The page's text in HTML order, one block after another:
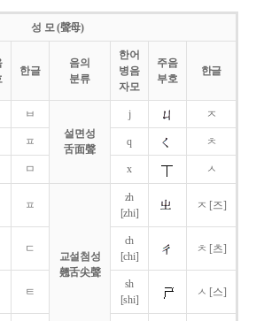
성 모 (聲母)
한글
음의
분류
한어
병음
자모
주음
부호
한글
ㅂ
설면성
舌面聲
j ㅈ
ㅍ q ㅊ
ㅁ x ㅅ
ㅍ
교설첨성
翹舌尖聲
zh
[zhi]
ㅈ [즈]
ㄷ
ch
[chi]
ㅊ [츠]
ㅌ
sh
[shi]
ㅅ [스]